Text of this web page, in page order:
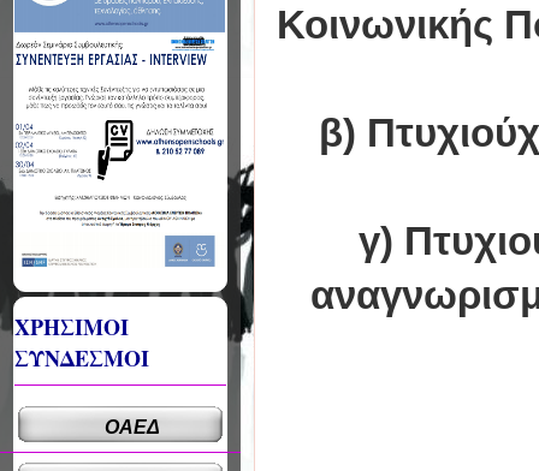
Κοινωνικής
β)
γ)
ΧΡΗΣΙΜΟΙ
ΣΥΝΔΕΣΜΟΙ
ΟΑΕΔ